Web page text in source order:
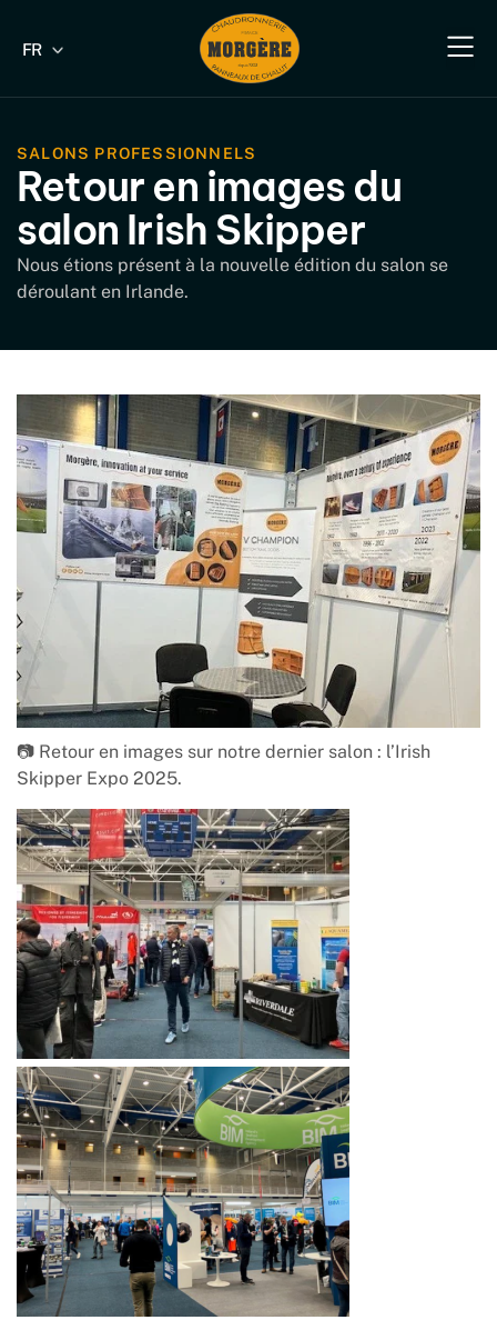
FR
EN
SALONS PROFESSIONNELS
Retour en images du
salon Irish Skipper
Nous étions présent à la nouvelle édition du salon se
déroulant en Irlande.
📷 Retour en images sur notre dernier salon : l’Irish
Skipper Expo 2025.